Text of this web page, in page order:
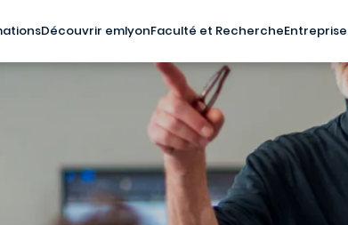
Découvrir emlyonFaculté et Recherche